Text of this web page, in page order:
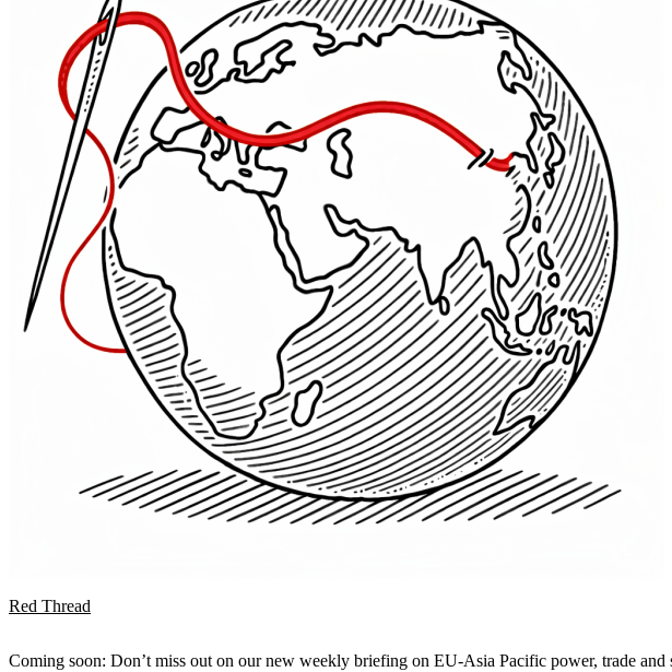
Red Thread
Coming soon: Don’t miss out on our new weekly briefing on EU-Asia Pacific power, trade and